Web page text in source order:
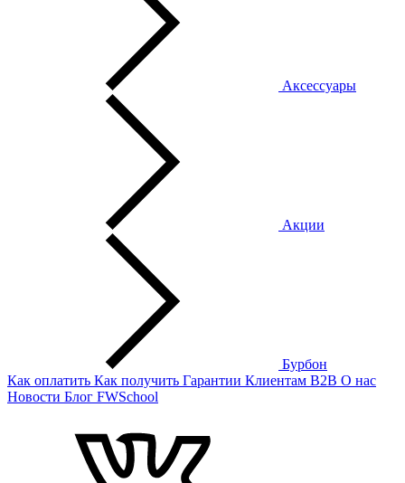
Аксессуары
Акции
Бурбон
Как оплатить Как получить Гарантии Клиентам B2B О нас
Новости Блог FWSchool